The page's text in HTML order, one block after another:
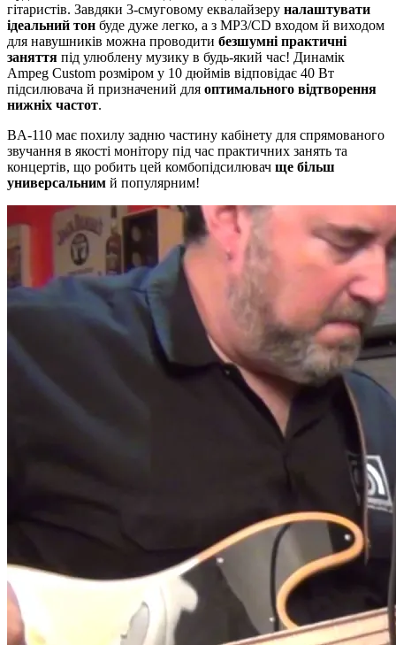
гітаристів. Завдяки 3-смуговому еквалайзеру налаштувати
ідеальний тон буде дуже легко, а з МР3/CD входом й виходом
для навушників можна проводити безшумні практичні
заняття під улюблену музику в будь-який час! Динамік
Ampeg Custom розміром у 10 дюймів відповідає 40 Вт
підсилювача й призначений для оптимального відтворення
нижніх частот.
BA-110 має похилу задню частину кабінету для спрямованого
звучання в якості монітору під час практичних занять та
концертів, що робить цей комбопідсилювач ще більш
универсальним й популярним!